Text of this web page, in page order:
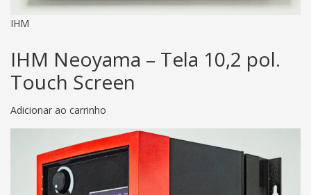
IHM
IHM Neoyama – Tela 10,2 pol.
Touch Screen
Adicionar ao carrinho